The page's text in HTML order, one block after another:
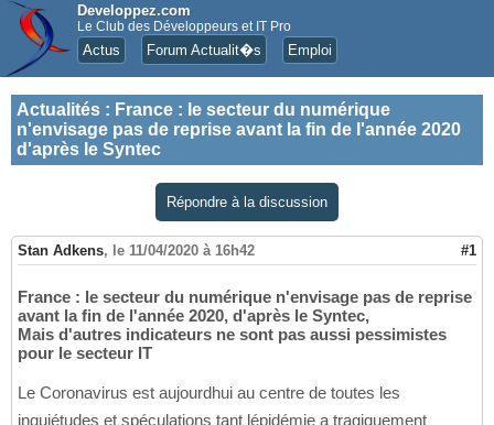
Developpez.com
Le Club des Développeurs et IT Pro
Actus Forum Actualit�s Emploi
Actualités : France : le secteur du numérique
n'envisage pas de reprise avant la fin de l'année 2020
d'après le Syntec
Répondre à la discussion
Stan Adkens, le 11/04/2020 à 16h42 #1
France : le secteur du numérique n'envisage pas de reprise
avant la fin de l'année 2020, d'après le Syntec,
Mais d'autres indicateurs ne sont pas aussi pessimistes
pour le secteur IT
Le Coronavirus est aujourdhui au centre de toutes les
inquiétudes et spéculations tant lépidémie a tragiquement